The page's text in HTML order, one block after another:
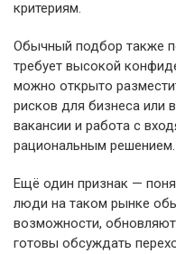
критериям.
Обычный подбор также
требует высокой
можно открыто
рисков для бизнеса или
вакансии и работа с
рациональным решением.
Ещё один признак —
люди на таком рынке
возможности,
готовы обсуждать